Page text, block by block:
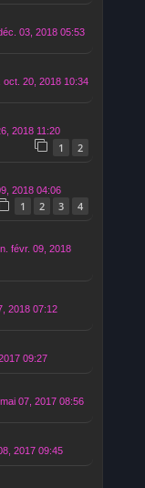
03, 2018 05:53
oct. 20, 2018 10:34
2018 11:20
1 2
2018 04:06
1 2 3 4
févr. 09, 2018
2018 07:12
09:27
07, 2017 08:56
2017 09:45